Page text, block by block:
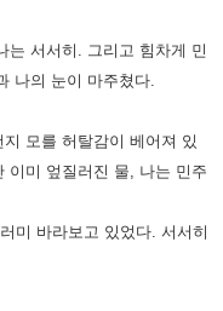
는 서서히. 그리고 힘차게 민
나의 눈이 마주쳤다.
모를 허탈감이 베어져 있
이미 엎질러진 물, 나는 민주
미 바라보고 있었다. 서서히